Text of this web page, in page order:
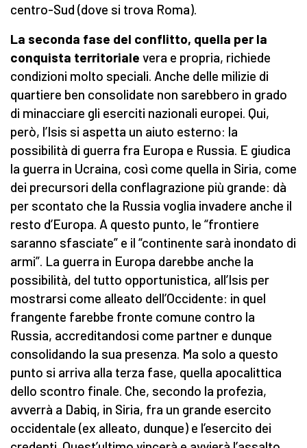
centro-Sud (dove si trova Roma).
La seconda fase del conflitto, quella per la
conquista territoriale vera e propria, richiede
condizioni molto speciali. Anche delle milizie di
quartiere ben consolidate non sarebbero in grado
di minacciare gli eserciti nazionali europei. Qui,
però, l’Isis si aspetta un aiuto esterno: la
possibilità di guerra fra Europa e Russia. E giudica
la guerra in Ucraina, così come quella in Siria, come
dei precursori della conflagrazione più grande: dà
per scontato che la Russia voglia invadere anche il
resto d’Europa. A questo punto, le “frontiere
saranno sfasciate” e il “continente sarà inondato di
armi”. La guerra in Europa darebbe anche la
possibilità, del tutto opportunistica, all’Isis per
mostrarsi come alleato dell’Occidente: in quel
frangente farebbe fronte comune contro la
Russia, accreditandosi come partner e dunque
consolidando la sua presenza. Ma solo a questo
punto si arriva alla terza fase, quella apocalittica
dello scontro finale. Che, secondo la profezia,
avverrà a Dabiq, in Siria, fra un grande esercito
occidentale (ex alleato, dunque) e l’esercito dei